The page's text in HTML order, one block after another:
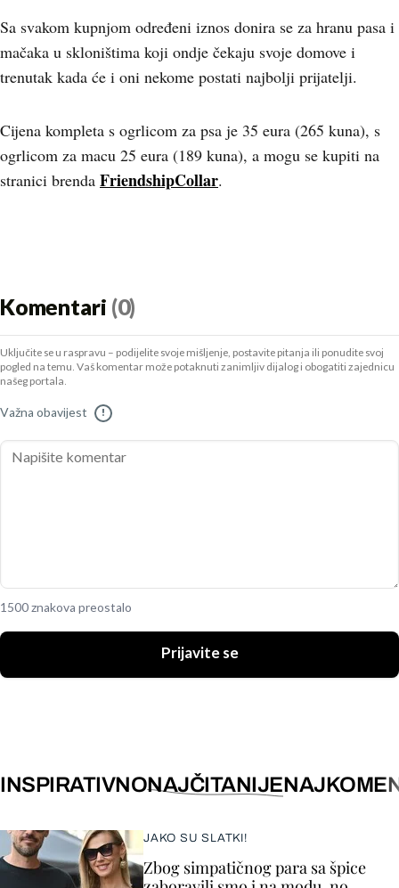
Sa svakom kupnjom određeni iznos donira se za hranu pasa i
mačaka u skloništima koji ondje čekaju svoje domove i
trenutak kada će i oni nekome postati najbolji prijatelji.
Cijena kompleta s ogrlicom za psa je 35 eura (265 kuna), s
ogrlicom za macu 25 eura (189 kuna), a mogu se kupiti na
stranici brenda FriendshipCollar.
Komentari (0)
Uključite se u raspravu – podijelite svoje mišljenje, postavite pitanja ili ponudite svoj
pogled na temu. Vaš komentar može potaknuti zanimljiv dijalog i obogatiti zajednicu
našeg portala.
Važna obavijest !
1500 znakova preostalo
Prijavite se
INSPIRATIVNONAJČITANIJE
JAKO SU SLATKI!
Zbog simpatičnog para sa špice